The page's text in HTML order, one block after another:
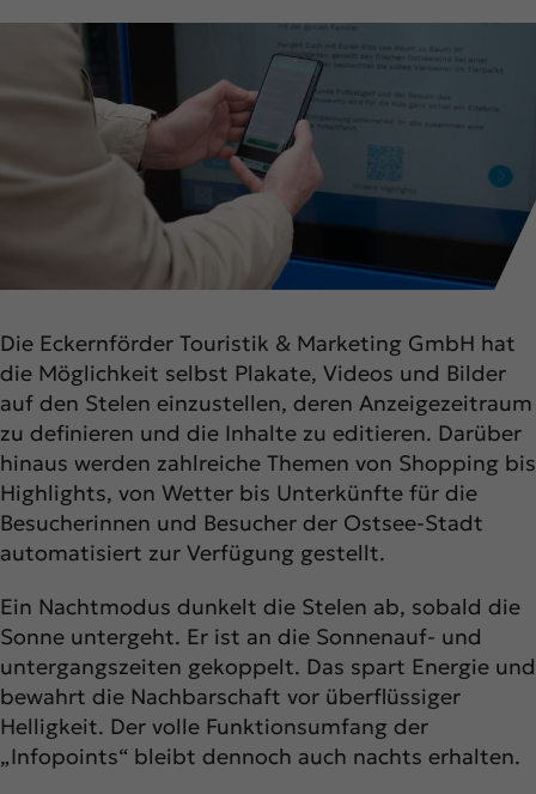
Die Eckernförder Touristik & Marketing GmbH hat
die Möglichkeit selbst Plakate, Videos und Bilder
auf den Stelen einzustellen, deren Anzeigezeitraum
zu definieren und die Inhalte zu editieren. Darüber
hinaus werden zahlreiche Themen von Shopping bis
Highlights, von Wetter bis Unterkünfte für die
Besucherinnen und Besucher der Ostsee-Stadt
automatisiert zur Verfügung gestellt.
Ein Nachtmodus dunkelt die Stelen ab, sobald die
Sonne untergeht. Er ist an die Sonnenauf- und
untergangszeiten gekoppelt. Das spart Energie und
bewahrt die Nachbarschaft vor überflüssiger
Helligkeit. Der volle Funktionsumfang der
„Infopoints“ bleibt dennoch auch nachts erhalten.